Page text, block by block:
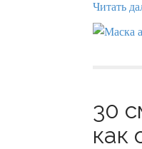
Читать
30
как